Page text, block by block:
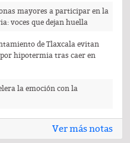
mayores a participar en la
voces que dejan huella
de Tlaxcala evitan
hipotermia tras caer en
la emoción con la
Ver más notas